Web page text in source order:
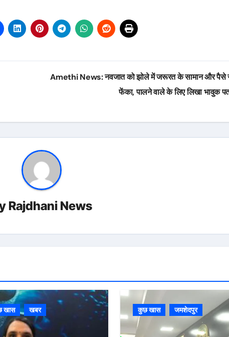
Amethi News: नवजात को झोले में जरूरत के सामान और पैसे
फेंका, पालने वाले के लिए लिखा भावुक
Rajdhani News
खास खबर कुछ खास जमशेदपुर